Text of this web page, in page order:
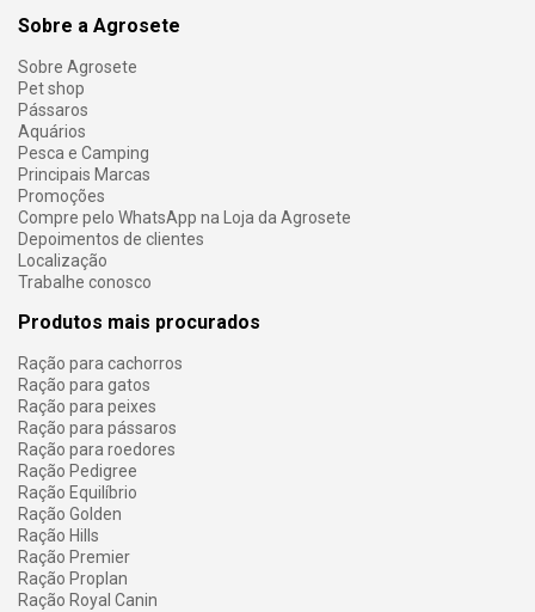
Sobre a Agrosete
Sobre Agrosete
Pet shop
Pássaros
Aquários
Pesca e Camping
Principais Marcas
Promoções
Compre pelo WhatsApp na Loja da Agrosete
Depoimentos de clientes
Localização
Trabalhe conosco
Produtos mais procurados
Ração para cachorros
Ração para gatos
Ração para peixes
Ração para pássaros
Ração para roedores
Ração Pedigree
Ração Equilíbrio
Ração Golden
Ração Hills
Ração Premier
Ração Proplan
Ração Royal Canin